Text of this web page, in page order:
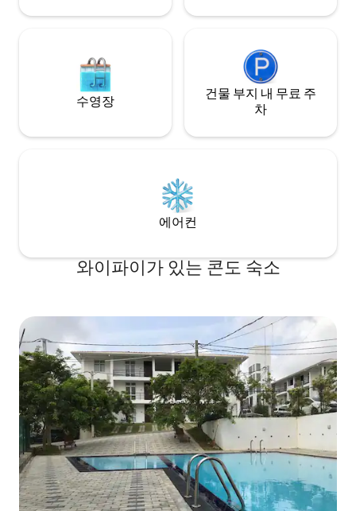
수영장
건물 부지 내 무료 주
차
에어컨
와이파이가 있는 콘도 숙소